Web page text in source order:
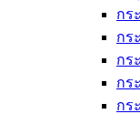
กร
กร
กร
กร
กร